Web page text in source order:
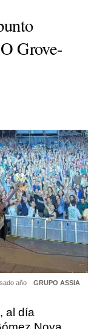
Grove-
año GRUPO ASSIA
al día